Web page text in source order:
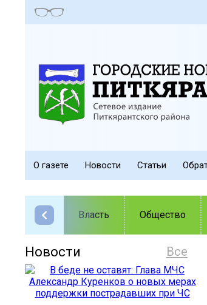
О газете Новости Статьи
Власть Общество
Все
Новости